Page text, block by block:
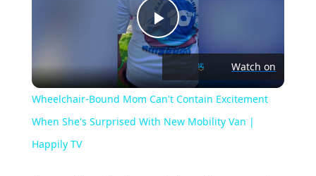
Play
Video
Watch on
Wheelchair-Bound Mom Can't Contain Excitement
When She's Surprised With New Mobility Van |
Happily TV